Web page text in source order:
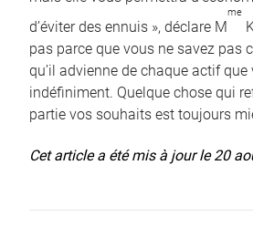
d’éviter des ennuis », déclare M
me
pas parce que vous ne savez pas
qu’il advienne de chaque actif
indéfiniment. Quelque chose qui
partie vos souhaits est toujours
Cet article a été mis à jour le 20